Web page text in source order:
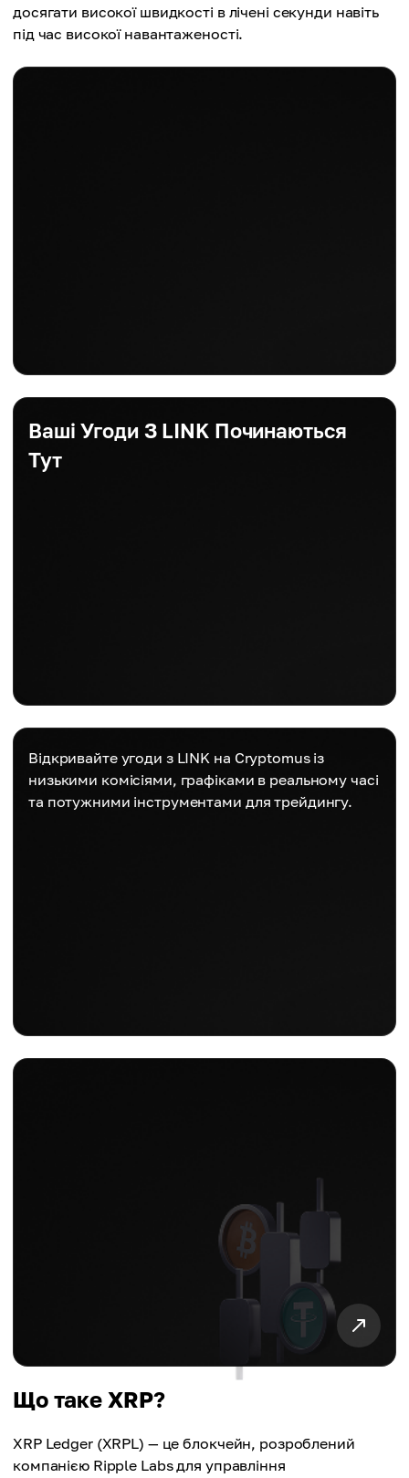
досягати високої швидкості в лічені секунди навіть
під час високої навантаженості.
Ваші Угоди З LINK Починаються
Тут
Відкривайте угоди з LINK на Cryptomus із
низькими комісіями, графіками в реальному часі
та потужними інструментами для трейдингу.
Що таке XRP?
XRP Ledger (XRPL) — це блокчейн, розроблений
компанією Ripple Labs для управління